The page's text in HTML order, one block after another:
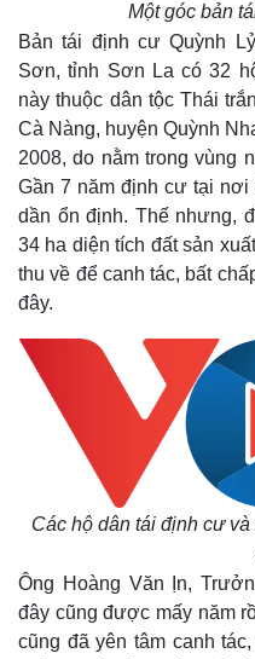
Một góc bản
Bản tái định cư Quỳnh
Sơn, tỉnh Sơn La có 32
này thuộc dân tộc Thái
Cà Nàng, huyện Quỳnh
2008, do nằm trong vùng
Gần 7 năm định cư tại
dần ổn định. Thế nhưng,
34 ha diện tích đất sản
thu về để canh tác, bất
đây.
Các hộ dân tái định cư
Ông Hoàng Văn Ịn,
đây cũng được mấy năm
cũng đã yên tâm canh